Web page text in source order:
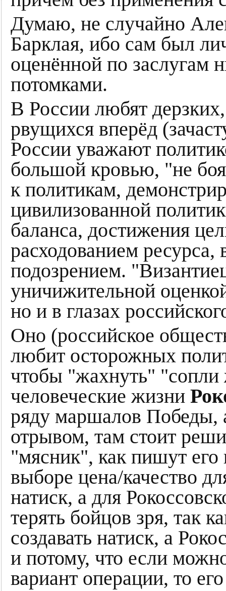
Думаю, не случайно
Барклая, ибо сам был
оценённой по заслугам
потомками.
В России любят
рвущихся вперёд
России уважают
большой кровью, "не
к политикам,
цивилизованной
баланса, достижения
расходованием ресурса,
подозрением.
уничижительной
но и в глазах
Оно (российское
любит осторожных
чтобы "жахнуть"
человеческие жизни
ряду маршалов
отрывом, там стоит
"мясник", как пишут его
выборе цена/качество
натиск, а для
терять бойцов зря, так
создавать натиск, а
и потому, что если
вариант операции, то